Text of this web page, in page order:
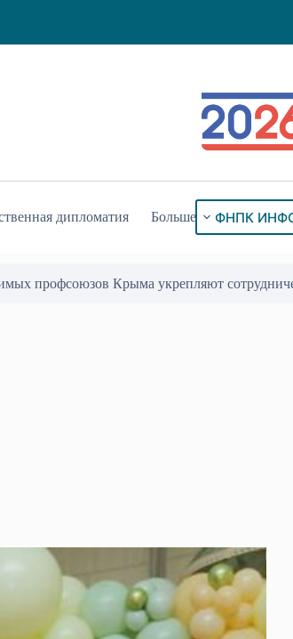
дипломатия Больше ФНПК
профсоюзов Крыма укрепляют